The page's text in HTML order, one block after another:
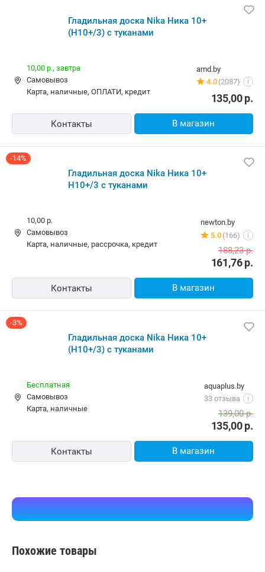
Гладильная доска Nika Ника 10+
(Н10+/3) с туканами
amd.by
4.0 (2087) i
10,00 р., завтра
Самовывоз
карта, наличные, ОПЛАТИ, кредит
135,00р.
Контакты В магазин
-14%
Гладильная доска Nika Ника 10+
Н10+/3 с туканами
newton.by
5.0 (166) i
10,00 р.
Самовывоз
карта, наличные, рассрочка, кредит
161,76р.
188,23р.
Контакты В магазин
-3%
Гладильная доска Nika Ника 10+
(Н10+/3) с туканами
aquaplus.by
33 отзыва
i
Бесплатная
Самовывоз
карта, наличные
135,00р.
139,00р.
Контакты В магазин
Похожие товары